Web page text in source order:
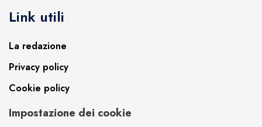
Link utili
La redazione
Privacy policy
Cookie policy
Impostazione dei cookie